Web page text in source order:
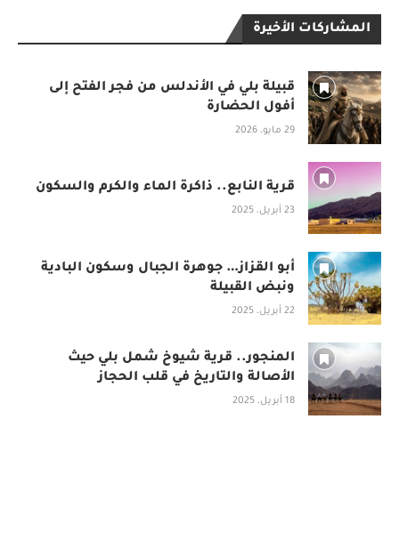
المشاركات الأخيرة
قبيلة بلي في الأندلس من فجر الفتح إلى
أفول الحضارة
29 مايو، 2026
قرية النابع.. ذاكرة الماء والكرم والسكون
23 أبريل، 2025
أبو القزاز… جوهرة الجبال وسكون البادية
ونبض القبيلة
22 أبريل، 2025
المنجور.. قرية شيوخ شمل بلي حيث
الأصالة والتاريخ في قلب الحجاز
18 أبريل، 2025